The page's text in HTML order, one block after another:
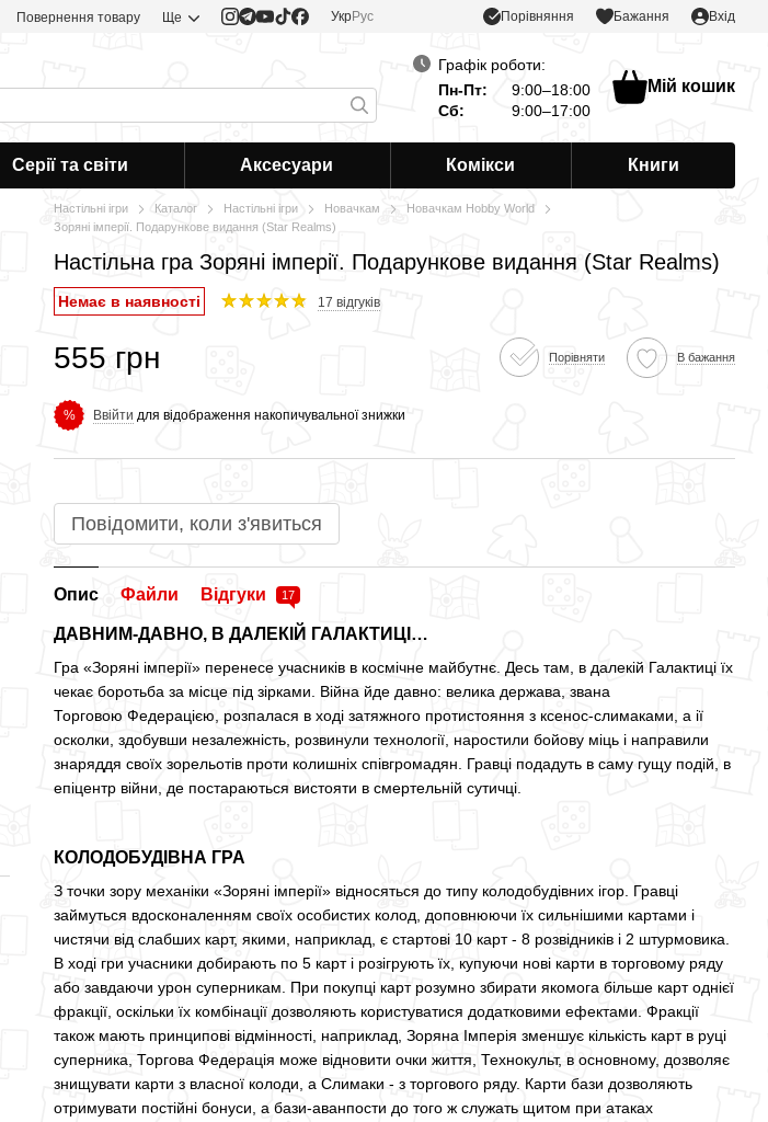
Повернення товару Ще УкрРус Порівняння Бажання Вхід
Графік роботи:
Пн-Пт:
9:00–18:00
Сб:
9:00–17:00
Мій кошик
Серії та світи Аксесуари Комікси Книги
Настільні ігри Каталог Настільні ігри Новачкам
Новачкам Hobby World
Зоряні імперії. Подарункове видання (Star Realms)
Настільна гра Зоряні імперії. Подарункове видання (Star Realms)
Немає в наявності 17 відгуків
555 грн Порівняти В бажання
% Ввійти для відображення накопичувальної знижки
Повідомити, коли з'явиться
Опис Файли Відгуки 17
ДАВНИМ-ДАВНО, В ДАЛЕКІЙ ГАЛАКТИЦІ…
Гра «Зоряні імперії» перенесе учасників в космічне майбутнє. Десь там, в далекій Галактиці їх
чекає боротьба за місце під зірками. Війна йде давно: велика держава, звана
Торговою Федерацією, розпалася в ході затяжного протистояння з ксенос-слимаками, а ії
осколки, здобувши незалежність, розвинули технології, наростили бойову міць і направили
знаряддя своїх зорельотів проти колишніх співгромадян. Гравці подадуть в саму гущу подій, в
епіцентр війни, де постараються вистояти в смертельній сутичці.
КОЛОДОБУДІВНА ГРА
З точки зору механіки «Зоряні імперії» відносяться до типу колодобудівних ігор. Гравці
займуться вдосконаленням своїх особистих колод, доповнюючи їх сильнішими картами і
чистячи від слабших карт, якими, наприклад, є стартові 10 карт - 8 розвідників і 2 штурмовика.
В ході гри учасники добирають по 5 карт і розігрують їх, купуючи нові карти в торговому ряду
або завдаючи урон суперникам. При покупці карт розумно збирати якомога більше карт однієї
фракції, оскільки їх комбінації дозволяють користуватися додатковими ефектами. Фракції
також мають принципові відмінності, наприклад, Зоряна Імперія зменшує кількість карт в руці
суперника, Торгова Федерація може відновити очки життя, Технокульт, в основному, дозволяє
знищувати карти з власної колоди, а Слимаки - з торгового ряду. Карти бази дозволяють
отримувати постійні бонуси, а бази-аванпости до того ж служать щитом при атаках